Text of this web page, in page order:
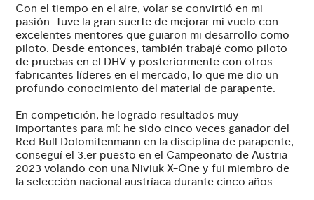
Con el tiempo en el aire, volar se convirtió en mi
pasión. Tuve la gran suerte de mejorar mi vuelo con
excelentes mentores que guiaron mi desarrollo como
piloto. Desde entonces, también trabajé como piloto
de pruebas en el DHV y posteriormente con otros
fabricantes líderes en el mercado, lo que me dio un
profundo conocimiento del material de parapente.
En competición, he logrado resultados muy
importantes para mí: he sido cinco veces ganador del
Red Bull Dolomitenmann en la disciplina de parapente,
conseguí el 3.er puesto en el Campeonato de Austria
2023 volando con una Niviuk X-One y fui miembro de
la selección nacional austríaca durante cinco años.